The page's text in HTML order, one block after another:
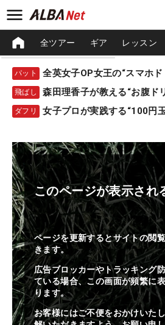
全ツアー ギア レッスン
パット 全英女子OP女王の“スマホド
飛ばし 森田理香子が教える“お腹ド
ダフリ 女子プロが実践する“100円
このページが表示され
ページを更新するとサイトの閲
きます。
広告ブロッカーやトラッキング
ている場合、この画面が頻繁に
ります。
お客様にはご不便をおかけいた